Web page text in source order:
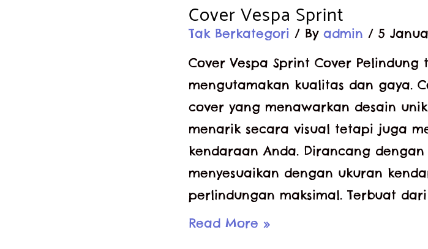
Livina
Cover Vespa Sprint
Tak Berkategori / By admin / 5
Cover Vespa Sprint Cover
mengutamakan kualitas dan gaya.
cover yang menawarkan desain
menarik secara visual tetapi juga
kendaraan Anda. Dirancang
menyesuaikan dengan ukuran
perlindungan maksimal. Terbuat
Cover
Read More »